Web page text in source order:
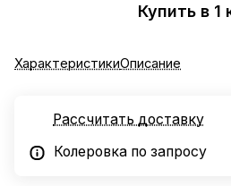
Купить в 1
ХарактеристикиОписание
Рассчитать доставку
Колеровка по запросу